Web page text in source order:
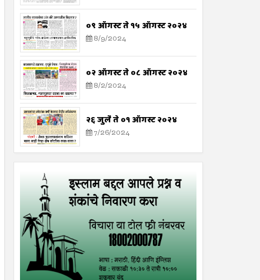
०९ ऑगस्ट ते १५ ऑगस्ट २०२४
8/9/2024
०२ ऑगस्ट ते ०८ ऑगस्ट २०२४
8/2/2024
२६ जुलै ते ०१ ऑगस्ट २०२४
7/26/2024